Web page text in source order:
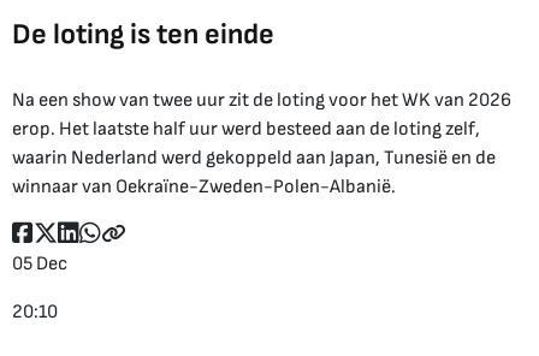
De loting is ten einde
Na een show van twee uur zit de loting voor het WK van 2026
erop. Het laatste half uur werd besteed aan de loting zelf,
waarin Nederland werd gekoppeld aan Japan, Tunesië en de
winnaar van Oekraïne-Zweden-Polen-Albanië.
05 Dec
20:10